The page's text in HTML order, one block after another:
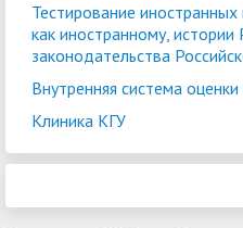
Тестирование
как иностранному, истории
законодательства
Внутренняя система
Клиника КГУ